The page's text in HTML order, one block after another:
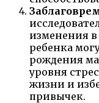
изменения в
ребенка
рождения
уровня
жизни и
привычек.